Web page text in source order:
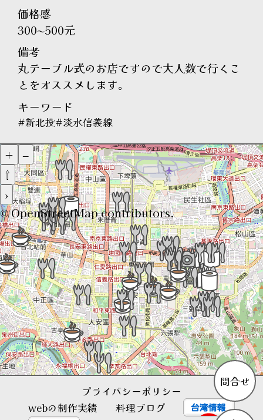
問合せ
価格感
300~500元
備考
丸テーブル式のお店ですので大人数で行くこ
とをオススメします。
キーワード
#新北投#淡水信義線
+
–
⇧
›
©OpenStreetMapcontributors.
プライバシーポリシー
webの制作実績
料理ブログ